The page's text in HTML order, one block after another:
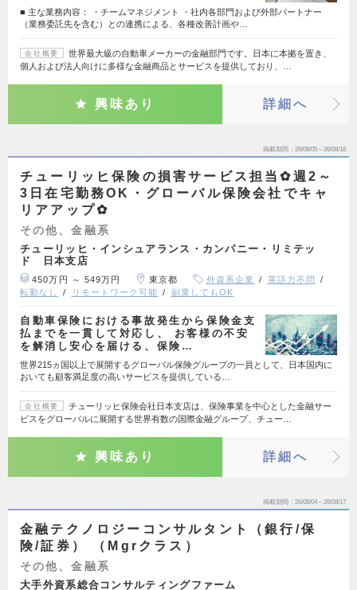
■ 主な業務内容： ・チームマネジメント ・社内各部門および外部パートナー
（業務委託先を含む）との連携による、各種改善計画や…
会社概要
世界最大級の自動車メーカーの金融部門です。日本に本拠を置き、
個人および法人向けに多様な金融商品とサービスを提供しており、…
興味あり 詳細へ
掲載期間 26/08/05～26/08/18
チューリッヒ保険の損害サービス担当✿週2～
3日在宅勤務OK・グローバル保険会社でキャ
リアアップ✿
その他、金融系
チューリッヒ・インシュアランス・カンパニー・リミテッ
ド 日本支店
450万円 ～ 549万円 東京都 外資系企業
英語力不問
転勤なし
リモートワーク可能 副業してもOK
自動車保険における事故発生から保険金支
払までを一貫して対応し、 お客様の不安
を解消し安心を届ける、保険…
世界215ヵ国以上で展開するグローバル保険グループの一員として、日本国内に
おいても顧客満足度の高いサービスを提供している…
会社概要
チューリッヒ保険会社日本支店は、保険事業を中心とした金融サー
ビスをグローバルに展開する世界有数の国際金融グループ、チュー…
興味あり 詳細へ
掲載期間 26/08/04～26/08/17
金融テクノロジーコンサルタント（銀行/保
険/証券） （Mgrクラス）
その他、金融系
大手外資系総合コンサルティングファーム